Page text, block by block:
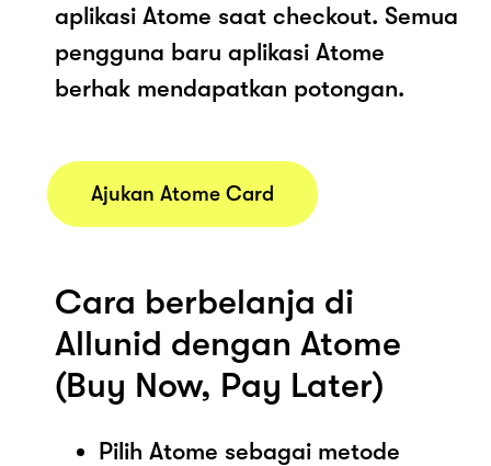
aplikasi Atome saat checkout. Semua
pengguna baru aplikasi Atome
berhak mendapatkan potongan.
Ajukan Atome Card
Cara berbelanja di
Allunid dengan Atome
(Buy Now, Pay Later)
Pilih Atome sebagai metode